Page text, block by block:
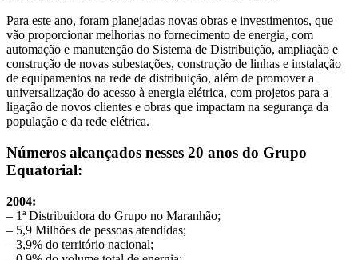
Para este ano, foram planejadas novas obras e investimentos, que
vão proporcionar melhorias no fornecimento de energia, com
automação e manutenção do Sistema de Distribuição, ampliação e
construção de novas subestações, construção de linhas e instalação
de equipamentos na rede de distribuição, além de promover a
universalização do acesso à energia elétrica, com projetos para a
ligação de novos clientes e obras que impactam na segurança da
população e da rede elétrica.
Números alcançados nesses 20 anos do Grupo
Equatorial:
2004:
– 1ª Distribuidora do Grupo no Maranhão;
– 5,9 Milhões de pessoas atendidas;
– 3,9% do território nacional;